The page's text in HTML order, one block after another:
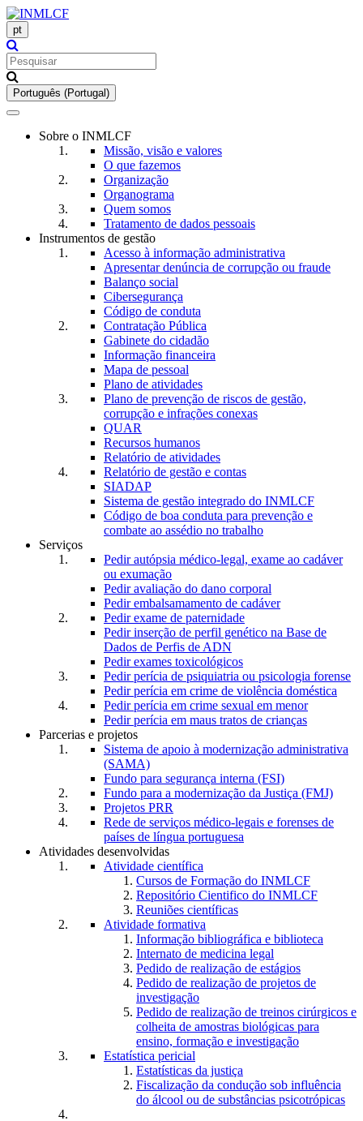
pt
Português (Portugal)
Toggle
navigationSobre o INMLCF
Missão, visão e valores
O que fazemos
Organização
Organograma
Quem somos
Tratamento de dados pessoais
Instrumentos de gestão
Acesso à informação administrativa
Apresentar denúncia de corrupção ou fraude
Balanço social
Cibersegurança
Código de conduta
Contratação Pública
Gabinete do cidadão
Informação financeira
Mapa de pessoal
Plano de atividades
Plano de prevenção de riscos de gestão,
corrupção e infrações conexas
QUAR
Recursos humanos
Relatório de atividades
Relatório de gestão e contas
SIADAP
Sistema de gestão integrado do INMLCF
Código de boa conduta para prevenção e
combate ao assédio no trabalho
Serviços
Pedir autópsia médico-legal, exame ao cadáver
ou exumação
Pedir avaliação do dano corporal
Pedir embalsamamento de cadáver
Pedir exame de paternidade
Pedir inserção de perfil genético na Base de
Dados de Perfis de ADN
Pedir exames toxicológicos
Pedir perícia de psiquiatria ou psicologia forense
Pedir perícia em crime de violência doméstica
Pedir perícia em crime sexual em menor
Pedir perícia em maus tratos de crianças
Parcerias e projetos
Sistema de apoio à modernização administrativa
(SAMA)
Fundo para segurança interna (FSI)
Fundo para a modernização da Justiça (FMJ)
Projetos PRR
Rede de serviços médico-legais e forenses de
países de língua portuguesa
Atividades desenvolvidas
Atividade científica
Cursos de Formação do INMLCF
Repositório Cientifico do INMLCF
Reuniões científicas
Atividade formativa
Informação bibliográfica e biblioteca
Internato de medicina legal
Pedido de realização de estágios
Pedido de realização de projetos de
investigação
Pedido de realização de treinos cirúrgicos e
colheita de amostras biológicas para
ensino, formação e investigação
Estatística pericial
Estatísticas da justiça
Fiscalização da condução sob influência
do álcool ou de substâncias psicotrópicas